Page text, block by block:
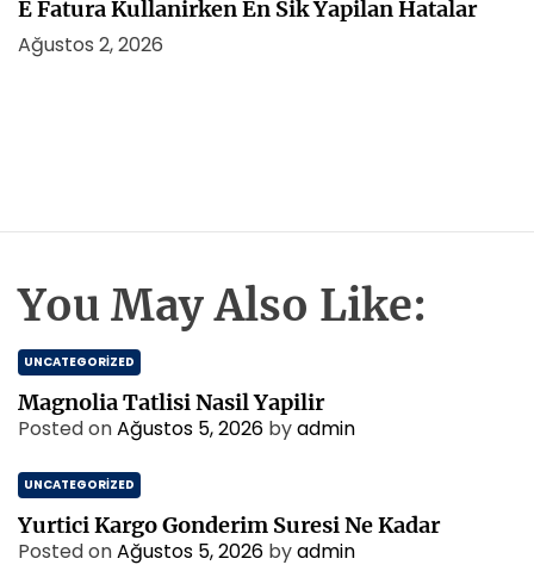
E Fatura Kullanirken En Sik Yapilan Hatalar
Ağustos 2, 2026
You May Also Like:
UNCATEGORIZED
Magnolia Tatlisi Nasil Yapilir
Posted onAğustos 5, 2026 byadmin
UNCATEGORIZED
Yurtici Kargo Gonderim Suresi Ne Kadar
Posted onAğustos 5, 2026 byadmin